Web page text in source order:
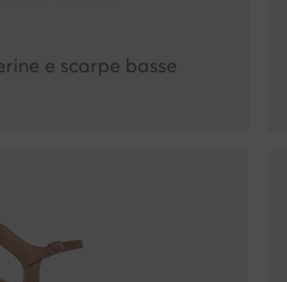
e scarpe basse